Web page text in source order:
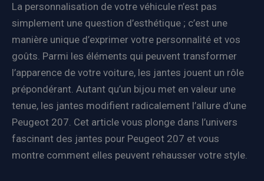
La personnalisation de votre véhicule n’est pas
simplement une question d’esthétique ; c’est une
manière unique d’exprimer votre personnalité et vos
goûts. Parmi les éléments qui peuvent transformer
l’apparence de votre voiture, les jantes jouent un rôle
prépondérant. Autant qu’un bijou met en valeur une
tenue, les jantes modifient radicalement l’allure d’une
Peugeot 207. Cet article vous plonge dans l’univers
fascinant des jantes pour Peugeot 207 et vous
montre comment elles peuvent rehausser votre style.